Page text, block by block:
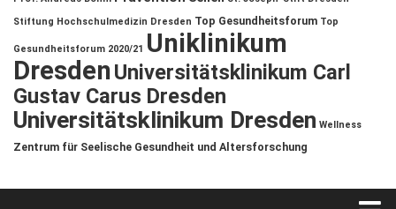
Stiftung Hochschulmedizin Dresden Top Gesundheitsforum Top
Gesundheitsforum 2020/21 Uniklinikum
DresdenUniversitätsklinikum Carl
Gustav Carus Dresden
Universitätsklinikum Dresden Wellness
Zentrum für Seelische Gesundheit und Altersforschung